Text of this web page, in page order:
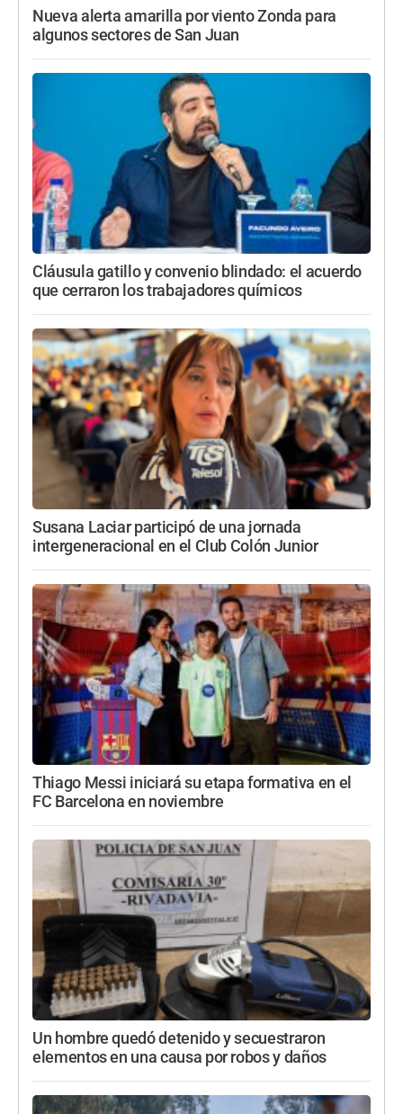
Nueva alerta amarilla por viento Zonda para
algunos sectores de San Juan
Cláusula gatillo y convenio blindado: el acuerdo
que cerraron los trabajadores químicos
Susana Laciar participó de una jornada
intergeneracional en el Club Colón Junior
Thiago Messi iniciará su etapa formativa en el
FC Barcelona en noviembre
Un hombre quedó detenido y secuestraron
elementos en una causa por robos y daños